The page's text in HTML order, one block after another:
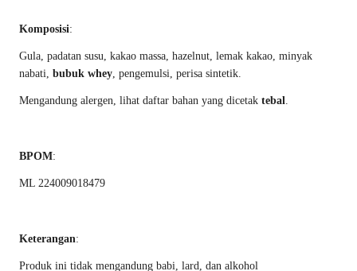
Komposisi:
Gula, padatan susu, kakao massa, hazelnut, lemak kakao, minyak
nabati, bubuk whey, pengemulsi, perisa sintetik.
Mengandung alergen, lihat daftar bahan yang dicetak tebal.
BPOM:
ML 224009018479
Keterangan:
Produk ini tidak mengandung babi, lard, dan alkohol